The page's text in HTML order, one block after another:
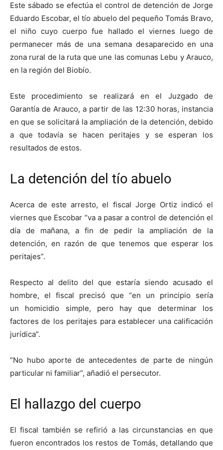
Este sábado se efectúa el control de detención de Jorge
Eduardo Escobar, el tío abuelo del pequeño Tomás Bravo,
el niño cuyo cuerpo fue hallado el viernes luego de
permanecer más de una semana desaparecido en una
zona rural de la ruta que une las comunas Lebu y Arauco,
en la región del Biobío.
Este procedimiento se realizará en el Juzgado de
Garantía de Arauco, a partir de las 12:30 horas, instancia
en que se solicitará la ampliación de la detención, debido
a que todavía se hacen peritajes y se esperan los
resultados de estos.
La detención del tío abuelo
Acerca de este arresto, el fiscal Jorge Ortiz indicó el
viernes que Escobar “va a pasar a control de detención el
día de mañana, a fin de pedir la ampliación de la
detención, en razón de que tenemos que esperar los
peritajes”.
Respecto al delito del que estaría siendo acusado el
hombre, el fiscal precisó que “en un principio sería
un homicidio simple, pero hay que determinar los
factores de los peritajes para establecer una calificación
jurídica”.
“No hubo aporte de antecedentes de parte de ningún
particular ni familiar”, añadió el persecutor.
El hallazgo del cuerpo
El fiscal también se refirió a las circunstancias en que
fueron encontrados los restos de Tomás, detallando que